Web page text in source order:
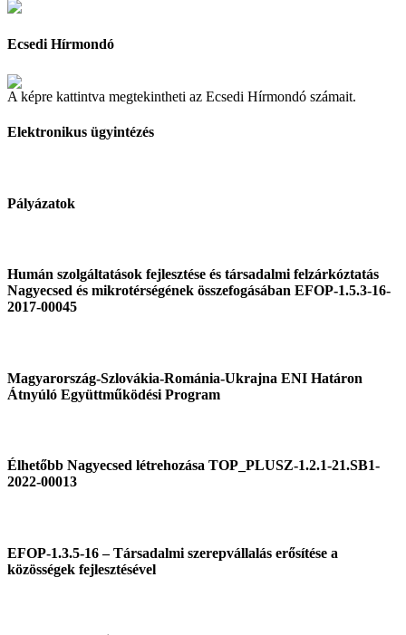
Ecsedi Hírmondó
A képre kattintva megtekintheti az Ecsedi Hírmondó számait.
Elektronikus ügyintézés
Pályázatok
Humán szolgáltatások fejlesztése és társadalmi felzárkóztatás
Nagyecsed és mikrotérségének összefogásában EFOP-1.5.3-16-
2017-00045
Magyarország-Szlovákia-Románia-Ukrajna ENI Határon
Átnyúló Együttműködési Program
Élhetőbb Nagyecsed létrehozása TOP_PLUSZ-1.2.1-21.SB1-
2022-00013
EFOP-1.3.5-16 – Társadalmi szerepvállalás erősítése a
közösségek fejlesztésével